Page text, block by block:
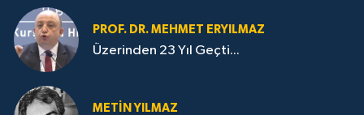
PROF. DR. MEHMET ERYILMAZ
Üzerinden 23 Yıl Geçti...
METIN YILMAZ